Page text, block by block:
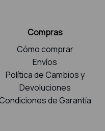
Compras
Cómo comprar
Envíos
Política de Cambios y
Devoluciones
de Garantía